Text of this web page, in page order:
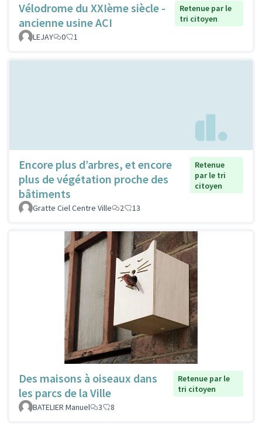
Vélodrome du XXIème siècle -
ancienne usine ACI
Retenue par le
tri citoyen
LEJAY
0 1
Encore plus d’arbres, et encore
plus de végétation proche des
bâtiments
Retenue
par le tri
citoyen
Gratte Ciel Centre Ville 2 13
Des maisons à oiseaux dans
les parcs de la Ville
Retenue par le
tri citoyen
BATELIER Manuel
3 8